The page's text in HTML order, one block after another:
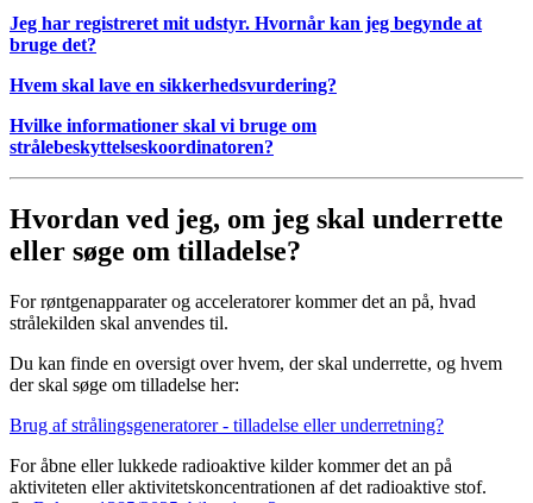
Jeg har registreret mit udstyr. Hvornår kan jeg begynde at
bruge det?
Hvem skal lave en sikkerhedsvurdering?
Hvilke informationer skal vi bruge om
strålebeskyttelseskoordinatoren?
Hvordan ved jeg, om jeg skal underrette
eller søge om tilladelse?
For røntgenapparater og acceleratorer kommer det an på, hvad
strålekilden skal anvendes til.
Du kan finde en oversigt over hvem, der skal underrette, og hvem
der skal søge om tilladelse her:
Brug af strålingsgeneratorer - tilladelse eller underretning?
For åbne eller lukkede radioaktive kilder kommer det an på
aktiviteten eller aktivitetskoncentrationen af det radioaktive stof.